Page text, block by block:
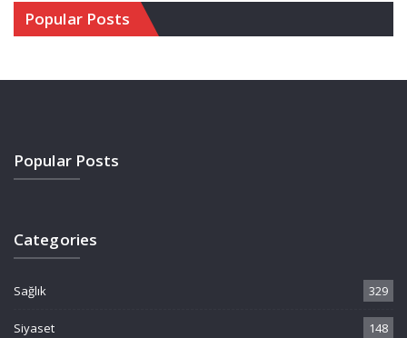
Popular Posts
Popular Posts
Categories
Sağlık 329
Siyaset 148